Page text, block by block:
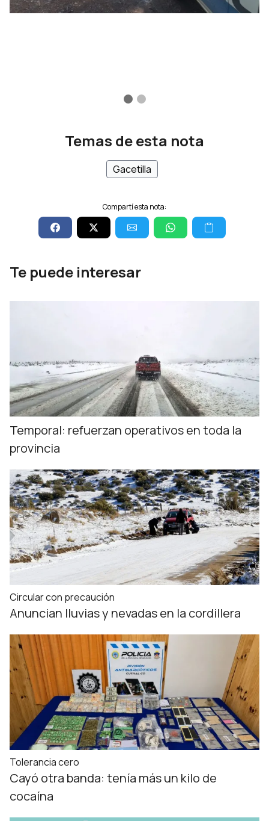
Temas de esta nota
Gacetilla
Compartí esta nota:
Te puede interesar
Temporal: refuerzan operativos en toda la
provincia
Circular con precaución
Anuncian lluvias y nevadas en la cordillera
Tolerancia cero
Cayó otra banda: tenía más un kilo de
cocaína